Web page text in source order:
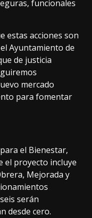
funcionales
estas acciones son
Ayuntamiento de
de justicia
mercado
para fomentar
el Bienestar,
el proyecto incluye
Mejorada y
serán
desde cero.